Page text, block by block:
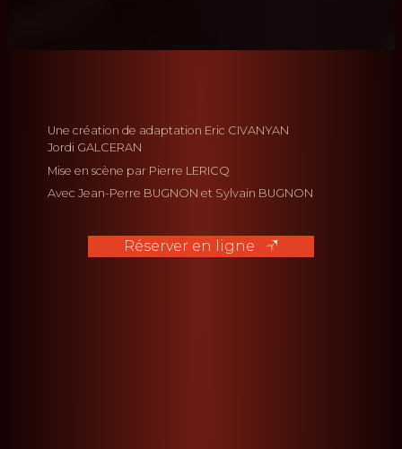
Une création de adaptation Eric CIVANYAN
Jordi GALCERAN
Mise en scène par Pierre LERICQ
Avec Jean-Perre BUGNON Sylvain BUGNON
Réserver en ligne